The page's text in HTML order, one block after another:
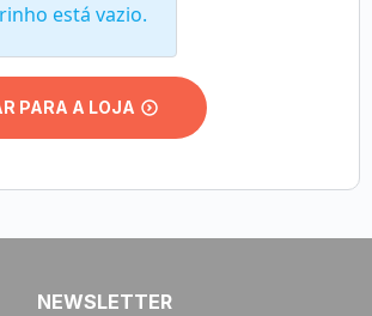
está vazio.
PARA A LOJA
NEWSLETTER